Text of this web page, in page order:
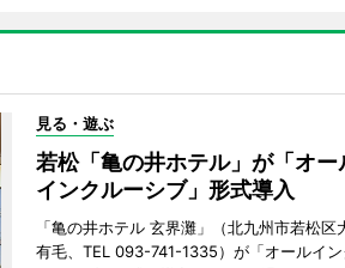
見る・遊ぶ
若松「亀の井ホテル」が「オー
インクルーシブ」形式導入
「亀の井ホテル 玄界灘」（北九州市若松区
有毛、TEL 093-741-1335）が「オールイン